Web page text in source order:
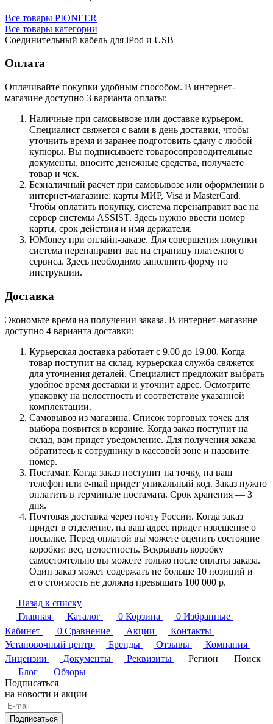
Все товары PIONEER
Все товары категории
Соединительный кабель для iPod и USB
Оплата
Оплачивайте покупки удобным способом. В интернет-
магазине доступно 3 варианта оплаты:
Наличные при самовывозе или доставке курьером.
Специалист свяжется с вами в день доставки, чтобы
уточнить время и заранее подготовить сдачу с любой
купюры. Вы подписываете товаросопроводительные
документы, вносите денежные средства, получаете
товар и чек.
Безналичный расчет при самовывозе или оформлении в
интернет-магазине: карты МИР, Visa и MasterCard.
Чтобы оплатить покупку, система перенаправит вас на
сервер системы ASSIST. Здесь нужно ввести номер
карты, срок действия и имя держателя.
ЮMoney при онлайн-заказе. Для совершения покупки
система перенаправит вас на страницу платежного
сервиса. Здесь необходимо заполнить форму по
инструкции.
Доставка
Экономьте время на получении заказа. В интернет-магазине
доступно 4 варианта доставки:
Курьерская доставка работает с 9.00 до 19.00. Когда
товар поступит на склад, курьерская служба свяжется
для уточнения деталей. Специалист предложит выбрать
удобное время доставки и уточнит адрес. Осмотрите
упаковку на целостность и соответствие указанной
комплектации.
Самовывоз из магазина. Список торговых точек для
выбора появится в корзине. Когда заказ поступит на
склад, вам придет уведомление. Для получения заказа
обратитесь к сотруднику в кассовой зоне и назовите
номер.
Постамат. Когда заказ поступит на точку, на ваш
телефон или e-mail придет уникальный код. Заказ нужно
оплатить в терминале постамата. Срок хранения — 3
дня.
Почтовая доставка через почту России. Когда заказ
придет в отделение, на ваш адрес придет извещение о
посылке. Перед оплатой вы можете оценить состояние
коробки: вес, целостность. Вскрывать коробку
самостоятельно вы можете только после оплаты заказа.
Один заказ может содержать не больше 10 позиций и
его стоимость не должна превышать 100 000 р.
Назад к списку
Главная
Каталог 0 Корзина 0 Избранные
Кабинет
0 Сравнение Акции
Контакты
Установочный центр
Бренды Отзывы
Компания
Лицензии
Документы Реквизиты Регион
Поиск
Блог
Обзоры
Подписаться
на новости и акции
Подписаться